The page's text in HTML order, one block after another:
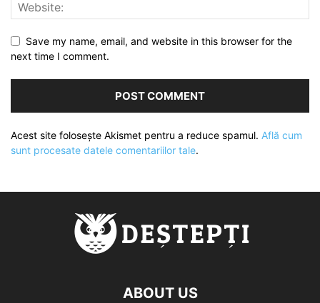
Save my name, email, and website in this browser for the
next time I comment.
Acest site folosește Akismet pentru a reduce spamul. Află cum
sunt procesate datele comentariilor tale.
ABOUT US